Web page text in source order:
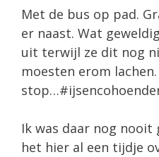
Met de bus op pad.
er naast. Wat
uit terwijl ze dit nog
moesten erom
Ik was daar nog nooit
het hier al een tijdje